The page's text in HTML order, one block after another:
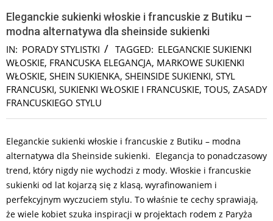
Eleganckie sukienki włoskie i francuskie z Butiku –
modna alternatywa dla sheinside sukienki
IN: PORADY STYLISTKI TAGGED: ELEGANCKIE SUKIENKI
WŁOSKIE, FRANCUSKA ELEGANCJA, MARKOWE SUKIENKI
WŁOSKIE, SHEIN SUKIENKA, SHEINSIDE SUKIENKI, STYL
FRANCUSKI, SUKIENKI WŁOSKIE I FRANCUSKIE, TOUS, ZASADY
FRANCUSKIEGO STYLU
Eleganckie sukienki włoskie i francuskie z Butiku – modna
alternatywa dla Sheinside sukienki. Elegancja to ponadczasowy
trend, który nigdy nie wychodzi z mody. Włoskie i francuskie
sukienki od lat kojarzą się z klasą, wyrafinowaniem i
perfekcyjnym wyczuciem stylu. To właśnie te cechy sprawiają,
że wiele kobiet szuka inspiracji w projektach rodem z Paryża